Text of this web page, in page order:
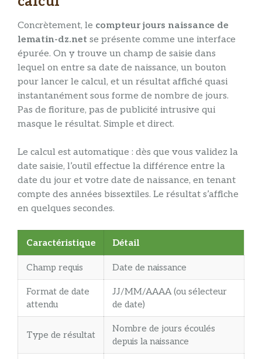
Concrètement, le compteur jours naissance de
lematin-dz.net se présente comme une interface
épurée. On y trouve un champ de saisie dans
lequel on entre sa date de naissance, un bouton
pour lancer le calcul, et un résultat affiché quasi
instantanément sous forme de nombre de jours.
Pas de fioriture, pas de publicité intrusive qui
masque le résultat. Simple et direct.
Le calcul est automatique : dès que vous validez la
date saisie, l’outil effectue la différence entre la
date du jour et votre date de naissance, en tenant
compte des années bissextiles. Le résultat s’affiche
en quelques secondes.
Caractéristique Détail
Champ requis Date de naissance
Format de date
attendu
JJ/MM/AAAA (ou sélecteur
de date)
Type de résultat
Nombre de jours écoulés
depuis la naissance